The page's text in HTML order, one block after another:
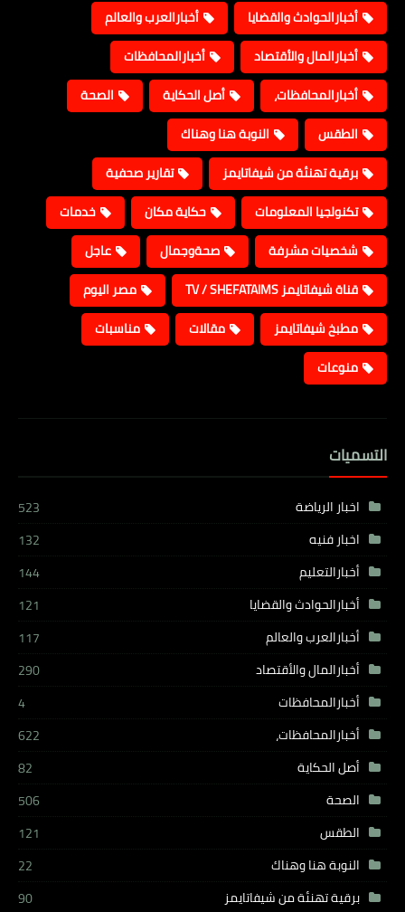
أخبارالحوادث والقضايا
أخبارالعرب والعالم
أخبارالمال والأقتصاد
أخبارالمحافظات
أخبارالمحافظات،
أصل الحكاية
الصحة
الطقس
النوبة هنا وهناك
برقية تهنئة من شيفاتايمز
تقارير صحفية
تكنولجيا المعلومات
حكاية مكان
خدمات
شخصيات مشرفة
صحةوجمال
عاجل
قناة شيفاتايمز TV / SHEFATAIMS
مصر اليوم
مطبخ شيفاتايمز
مقالات
مناسبات
منوعات
التسميات
اخبار الرياضة
523
اخبار فنيه
132
أخبارالتعليم
144
أخبارالحوادث والقضايا
121
أخبارالعرب والعالم
117
أخبارالمال والأقتصاد
290
أخبارالمحافظات
4
أخبارالمحافظات،
622
أصل الحكاية
82
الصحة
506
الطقس
121
النوبة هنا وهناك
22
برقية تهنئة من شيفاتايمز
90